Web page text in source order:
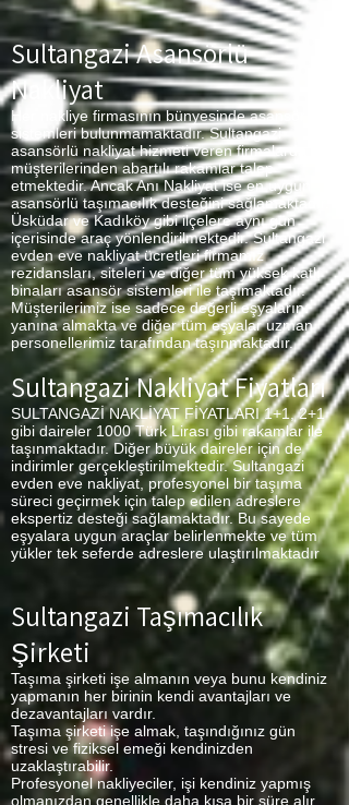
Sultangazi Asansörlü
Nakliyat
Her nakliye firmasının bünyesinde asansör
sistemleri bulunmamaktadır. Sultangazi
asansörlü nakliyat hizmeti veren firmalarda
müşterilerinden abartılı rakamlar talep
etmektedir. Ancak Anı Nakliyat ise en uygun
asansörlü taşımacılık desteğini sağlamaktadır.
Üsküdar ve Kadıköy gibi ilçelere aynı gün
içerisinde araç yönlendirilmektedir. Sultangazi
evden eve nakliyat ücretleri firmamız
rezidansları, siteleri ve diğer tüm yüksek katlı
binaları asansör sistemleri ile taşımaktadır.
Müşterilerimiz ise sadece değerli eşyalarını
yanına almakta ve diğer tüm eşyalar uzman
personellerimiz tarafından taşınmaktadır.
Sultangazi Nakliyat Fiyatları
SULTANGAZİ NAKLİYAT FİYATLARI 1+1, 2+1
gibi daireler 1000 Türk Lirası gibi rakamlar ile
taşınmaktadır. Diğer büyük daireler için de
indirimler gerçekleştirilmektedir. Sultangazi
evden eve nakliyat, profesyonel bir taşıma
süreci geçirmek için talep edilen adreslere
ekspertiz desteği sağlamaktadır. Bu sayede
eşyalara uygun araçlar belirlenmekte ve tüm
yükler tek seferde adreslere ulaştırılmaktadır
Sultangazi Taşımacılık
Şirketi
Taşıma şirketi işe almanın veya bunu kendiniz
yapmanın her birinin kendi avantajları ve
dezavantajları vardır.
Taşıma şirketi işe almak, taşındığınız gün
stresi ve fiziksel emeği kendinizden
uzaklaştırabilir.
Profesyonel nakliyeciler, işi kendiniz yapmış
olmanızdan genellikle daha kısa bir süre alır